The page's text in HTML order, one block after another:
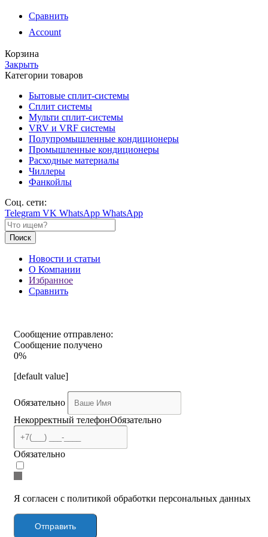
Сравнить
Account
Корзина
Закрыть
Категории товаров
Бытовые сплит-системы
Сплит системы
Мульти сплит-системы
VRV и VRF системы
Полупромышленные кондиционеры
Промышленные кондиционеры
Расходные материалы
Чиллеры
Фанкойлы
Соц. сети:
Telegram VK WhatsApp WhatsApp
Поиск
Новости и статьи
О Компании
Избранное
Сравнить
Сообщение отправлено:
Сообщение получено
0%
[default value]
Обязательно
Некорректный телефонОбязательно
Обязательно
Я согласен с политикой обработки персональных данных
Отправить